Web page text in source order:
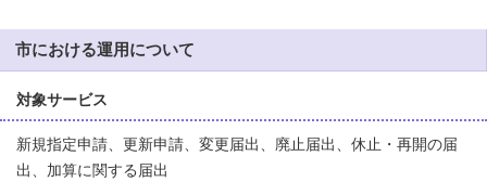
市における運用について
対象サービス
新規指定申請、更新申請、変更届出、廃止届出、休止・再開の届
出、加算に関する届出